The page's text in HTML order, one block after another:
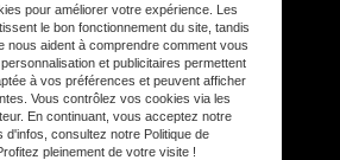
Adresse
33590 Vensac
pour améliorer votre expérience. Les
le bon fonctionnement du site, tandis
nous aident à comprendre comment vous
et publicitaires permettent
à vos préférences et peuvent afficher
Vous contrôlez vos cookies via les
En continuant, vous acceptez notre
d'infos, consultez notre Politique de
pleinement de votre visite !